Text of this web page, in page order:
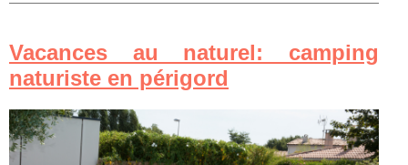
Vacances au naturel: camping
naturiste en périgord